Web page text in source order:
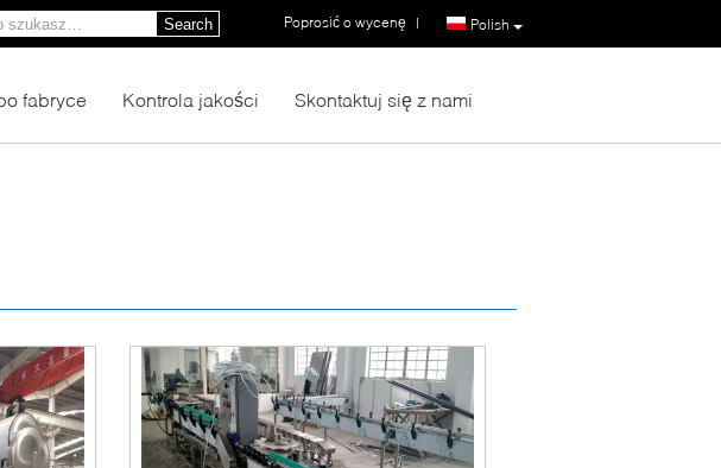
Polish
Poprosić o wycenę |
Search
fabryce Kontrola jakości Skontaktuj się z nami